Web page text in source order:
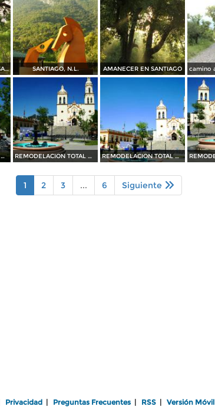
POR LOS CAMINOS DE SANTIAGO SANTIAGO, N.L. AMANECER EN SANTIAGO
REMODELACION TOTAL DE PLAZA OCAMPO (2010) REMODELACION TOTAL DE PLAZA OCAMPO (2010) REMODELACION TOTAL DE PLAZA OCAMPO (2010)
1 2 3 ... 6 Siguiente
Privacidad Preguntas Frecuentes RSS Versión Móvil